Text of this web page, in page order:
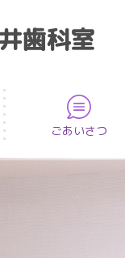
歯科室
ごあいさつ